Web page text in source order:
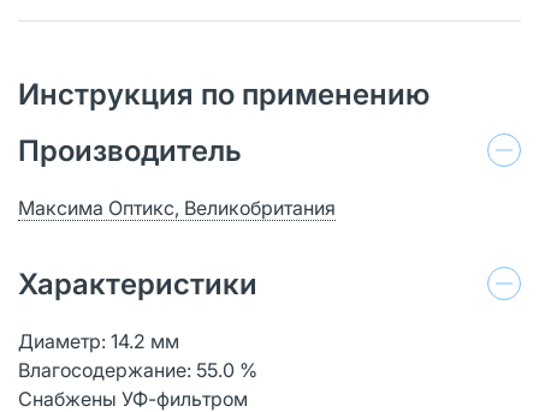
Инструкция по применению
Производитель
Максима Оптикс, Великобритания
Характеристики
Диаметр: 14.2 мм
Влагосодержание: 55.0 %
Снабжены УФ-фильтром